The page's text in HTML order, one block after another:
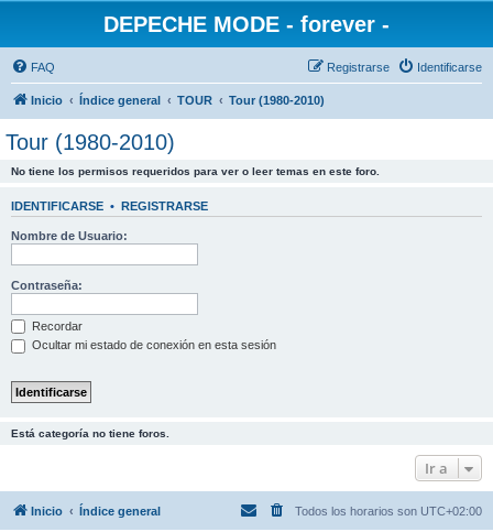
DEPECHE MODE - forever -
FAQ Identificarse
Registrarse
Inicio Índice general TOUR Tour (1980-2010)
Tour (1980-2010)
No tiene los permisos requeridos para ver o leer temas en este foro.
IDENTIFICARSE • REGISTRARSE
Nombre de Usuario:
Contraseña:
Recordar
Ocultar mi estado de conexión en esta sesión
Está categoría no tiene foros.
Ir a
Inicio Índice general Todos los horarios son UTC+02:00